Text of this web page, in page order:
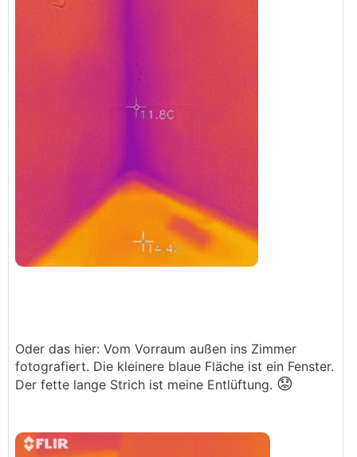
Oder das hier: Vom Vorraum außen ins Zimmer
fotografiert. Die kleinere blaue Fläche ist ein Fenster.
Der fette lange Strich ist meine Entlüftung. 😟